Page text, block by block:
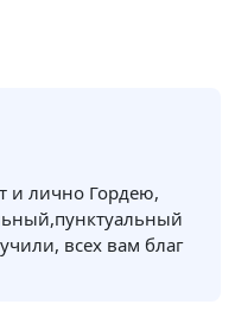
и лично Гордею,
всех вам благ